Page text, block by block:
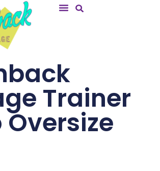
Trainer
Oversize